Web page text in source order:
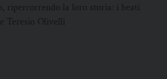
ripercorrendo la loro storia: i beati
Teresio Olivelli